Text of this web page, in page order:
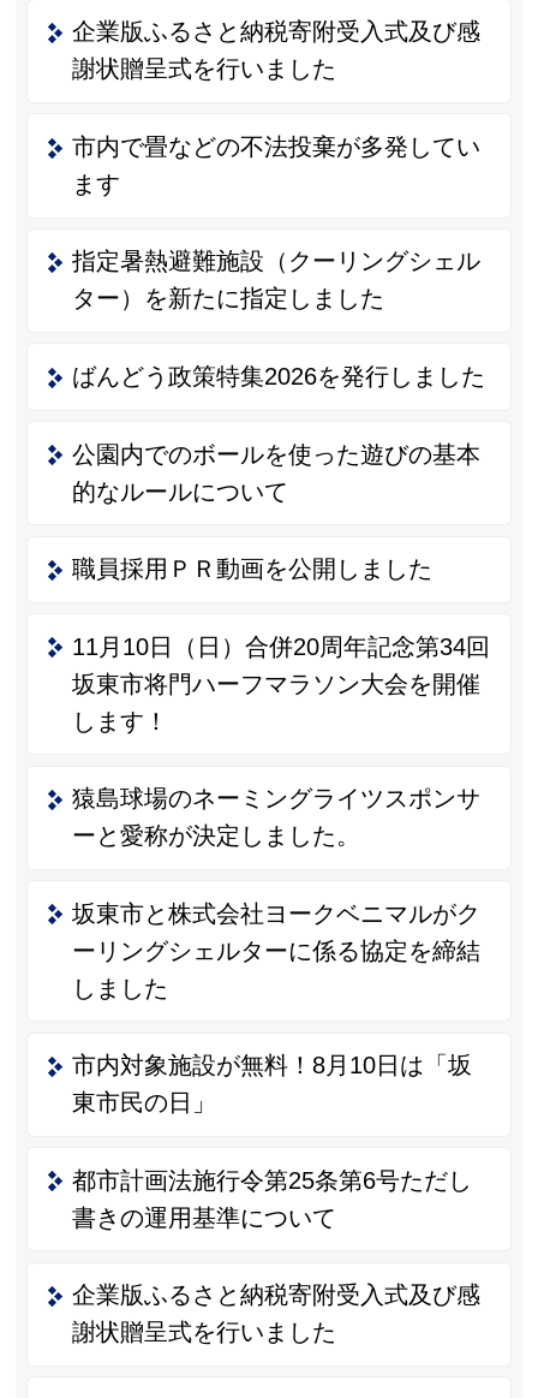
企業版ふるさと納税寄附受入式及び感
謝状贈呈式を行いました
市内で畳などの不法投棄が多発してい
ます
指定暑熱避難施設（クーリングシェル
ター）を新たに指定しました
ばんどう政策特集2026を発行しました
公園内でのボールを使った遊びの基本
的なルールについて
職員採用ＰＲ動画を公開しました
11月10日（日）合併20周年記念第34回
坂東市将門ハーフマラソン大会を開催
します！
猿島球場のネーミングライツスポンサ
ーと愛称が決定しました。
坂東市と株式会社ヨークベニマルがク
ーリングシェルターに係る協定を締結
しました
市内対象施設が無料！8月10日は「坂
東市民の日」
都市計画法施行令第25条第6号ただし
書きの運用基準について
企業版ふるさと納税寄附受入式及び感
謝状贈呈式を行いました